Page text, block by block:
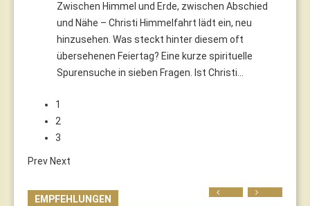
Zwischen Himmel und Erde, zwischen Abschied
und Nähe – Christi Himmelfahrt lädt ein, neu
hinzusehen. Was steckt hinter diesem oft
übersehenen Feiertag? Eine kurze spirituelle
Spurensuche in sieben Fragen. Ist Christi…
1
2
3
Prev Next
EMPFEHLUNGEN